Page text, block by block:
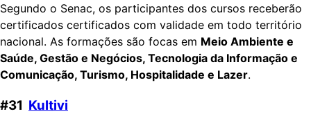
Segundo o Senac, os participantes dos cursos receberão
certificados certificados com validade em todo território
nacional. As formações são focas em Meio Ambiente e
Saúde, Gestão e Negócios, Tecnologia da Informação e
Comunicação, Turismo, Hospitalidade e Lazer.
#31 Kultivi